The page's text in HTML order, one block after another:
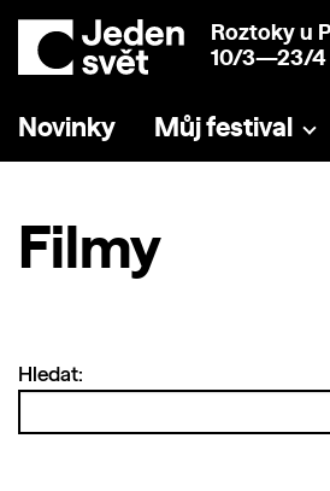
Roztoky u
10/3—23/4
Novinky Můj festival
Filmy
Hledat: